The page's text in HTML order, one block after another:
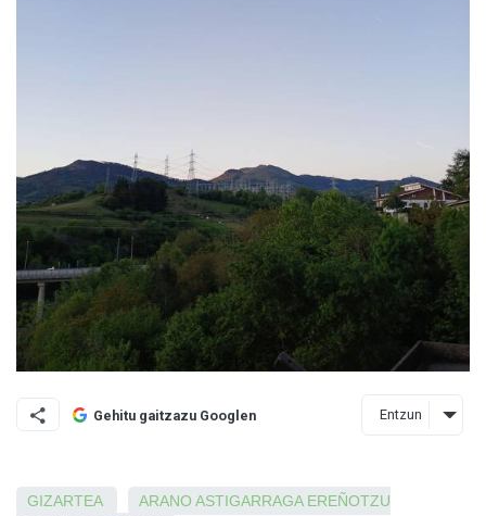
Gehitu gaitzazu Googlen Entzun
GIZARTEA ARANO ASTIGARRAGA EREÑOTZU